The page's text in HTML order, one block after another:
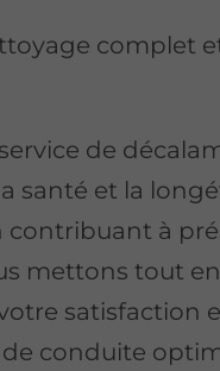
complet
de
santé et la
à
mettons tout en
satisfaction
conduite